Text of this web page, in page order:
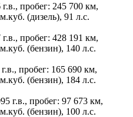
пробег: 245 700 км,
(дизель), 91 л.с.
пробег: 428 191 км,
(бензин), 140 л.с.
пробег: 165 690 км,
(бензин), 184 л.с.
г.в., пробег: 97 673 км,
(бензин), 100 л.с.